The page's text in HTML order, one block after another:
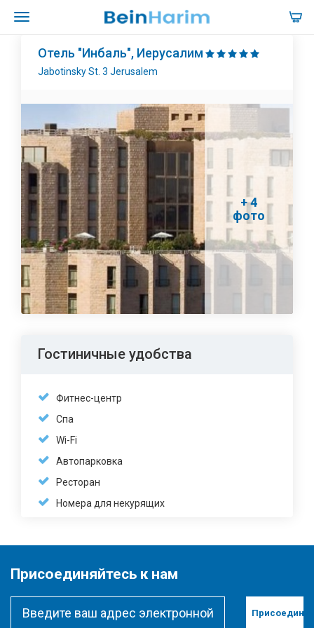
Отель "Инбаль", Иерусалим
Jabotinsky St. 3 Jerusalem
+ 4
фото
Гостиничные удобства
Фитнес-центр
Спа
Wi-Fi
Автопарковка
Ресторан
Номера для некурящих
Присоединяйтесь к нам